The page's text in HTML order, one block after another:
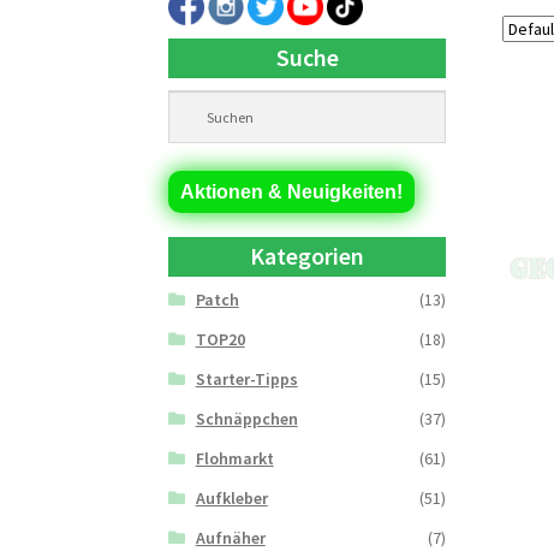
Suche
Aktionen & Neuigkeiten!
Kategorien
Patch
(13)
TOP20
(18)
Starter-Tipps
(15)
Schnäppchen
(37)
Flohmarkt
(61)
Aufkleber
(51)
Aufnäher
(7)